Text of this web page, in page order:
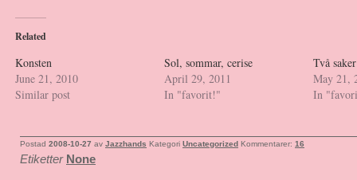
Related
Konsten
June 21, 2010
Similar post
Sol, sommar, cerise
April 29, 2011
In "favorit!"
Två
May 21,
In
Postad 2008-10-27 av Jazzhands Kategori Uncategorized Kommentarer: 16
Etiketter None